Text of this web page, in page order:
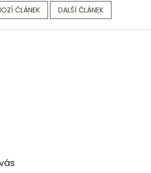
ČLÁNEK DALŠÍ ČLÁNEK